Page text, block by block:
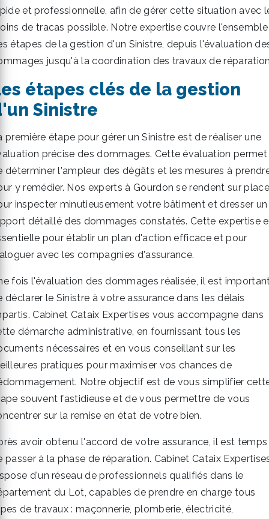
et professionnelle, afin de gérer cette situation avec
de tracas possible. Notre expertise couvre l'ensemble
étapes de la gestion d'un Sinistre, depuis l'évaluation
jusqu'à la coordination des travaux de
étapes clés de la gestion
Sinistre
première étape pour gérer un Sinistre est de réaliser une
précise des dommages. Cette évaluation permet
déterminer l'ampleur des dégâts et les mesures à
y remédier. Nos experts à Gourdon se rendent sur place
inspecter minutieusement votre bâtiment et dresser un
détaillé des dommages constatés. Cette expertise
pour établir un plan d'action efficace et pour
avec les compagnies d'assurance.
fois l'évaluation des dommages réalisée, il est
déclarer le Sinistre à votre assurance dans les délais
Cabinet Cataix Expertises vous accompagne dans
démarche administrative, en fournissant tous les
nécessaires et en vous conseillant sur les
pratiques pour maximiser vos chances de
Notre objectif est de vous simplifier
souvent fastidieuse et de vous permettre de vous
sur la remise en état de votre bien.
avoir obtenu l'accord de votre assurance, il est temps
passer à la phase de réparation. Cabinet Cataix
d'un réseau de professionnels qualifiés dans le
du Lot, capables de prendre en charge tous
de travaux : maçonnerie, plomberie, électricité,